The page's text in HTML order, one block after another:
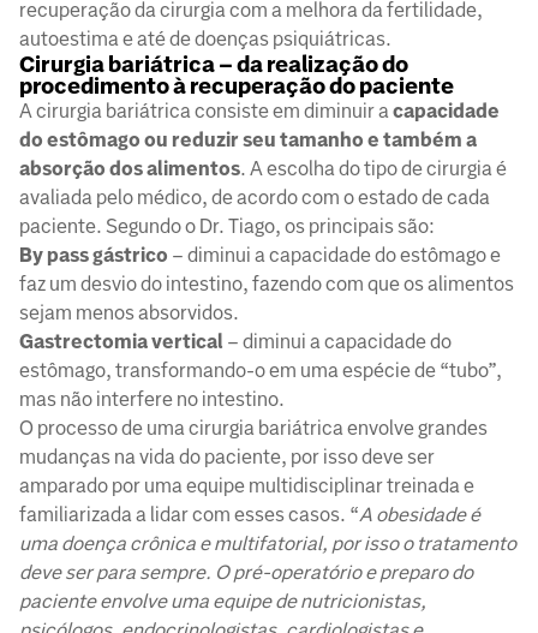
recuperação da cirurgia com a melhora da fertilidade,
autoestima e até de doenças psiquiátricas.
Cirurgia bariátrica – da realização do
procedimento à recuperação do paciente
A cirurgia bariátrica consiste em diminuir acapacidade
do estômago ou reduzir seu tamanho e também a
absorção dos alimentos. A escolha do tipo de cirurgia é
avaliada pelo médico, de acordo com o estado de cada
paciente. Segundo o Dr. Tiago, os principais são:
By pass gástrico – diminui a capacidade do estômago e
faz um desvio do intestino, fazendo com que os alimentos
sejam menos absorvidos.
Gastrectomia vertical – diminui a capacidade do
estômago, transformando-o em uma espécie de “tubo”,
mas não interfere no intestino.
O processo de uma cirurgia bariátrica envolve grandes
mudanças na vida do paciente, por isso deve ser
amparado por uma equipe multidisciplinar treinada e
familiarizada a lidar com esses casos. “A obesidade é
uma doença crônica e multifatorial, por isso o tratamento
deve ser para sempre. O pré-operatório e preparo do
paciente envolve uma equipe de nutricionistas,